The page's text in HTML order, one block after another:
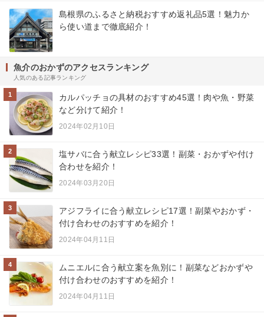
島根県のふるさと納税おすすめ返礼品5選！魅力か
ら使い道まで徹底紹介！
魚介のおかずのアクセスランキング
人気のある記事ランキング
1
カルパッチョの具材のおすすめ45選！肉や魚・野菜
など分けて紹介！
2024年02月10日
2
塩サバに合う献立レシピ33選！副菜・おかずや付け
合わせを紹介！
2024年03月20日
3
アジフライに合う献立レシピ17選！副菜やおかず・
付け合わせのおすすめを紹介！
2024年04月11日
4
ムニエルに合う献立案を魚別に！副菜などおかずや
付け合わせのおすすめを紹介！
2024年04月11日